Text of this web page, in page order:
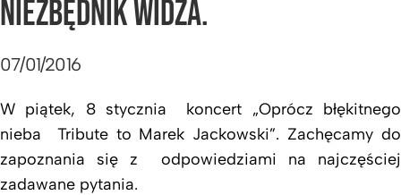
NIEZBĘDNIK WIDZA.
07/01/2016
W piątek, 8 stycznia koncert „Oprócz błękitnego
nieba Tribute to Marek Jackowski”. Zachęcamy do
zapoznania się z odpowiedziami na najczęściej
zadawane pytania.